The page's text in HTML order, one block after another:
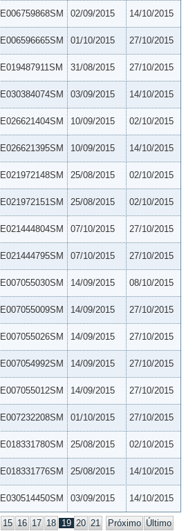
02/09/2015 14/10/2015
01/10/2015 27/10/2015
31/08/2015 27/10/2015
03/09/2015 14/10/2015
10/09/2015 02/10/2015
10/09/2015 14/10/2015
25/08/2015 02/10/2015
25/08/2015 02/10/2015
07/10/2015 27/10/2015
07/10/2015 27/10/2015
14/09/2015 08/10/2015
14/09/2015 27/10/2015
14/09/2015 27/10/2015
14/09/2015 27/10/2015
14/09/2015 27/10/2015
01/10/2015 27/10/2015
25/08/2015 02/10/2015
25/08/2015 14/10/2015
03/09/2015 14/10/2015
15 16 17 18 19 20 21 Próximo Último